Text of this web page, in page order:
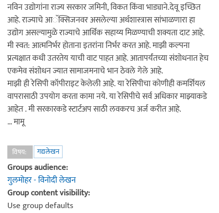
नविन उद्योगांना राज्य सरकार जमिनी, विकत किंवा भाड्याने.देवू इच्छित
आहे. राज्याचे आॅक्सिजनवर असलेल्या अर्थशास्त्रास सांभाळणारा हा
उद्योग असल्यामुळे राज्याचे आर्थिक सहाय्य मिळण्याची शक्यता दाट आहे.
मी स्वत: आत्मनिर्भर होताना इतरांना निर्भर करत आहे. माझी कल्पना
प्रत्यक्षात कधी उतरतेय याची वाट पाहत आहे. आतापर्यंतच्या संशोधनात हेच
एकमेव संशोधन ज्यात सामाजमनाचे भान ठेवले गेले आहे.
माझी ही रेसिपी कॉपीराइट केलेली आहे. या रेसिपीचा कोणीही कमर्शियल
वापरासाठी उपयोग करता कामा नये. या रेसिपीचे सर्व अधिकार माझ्याकडे
आहेत . मी सरकारकडे स्टार्टअप साठी लवकरच अर्ज करीत आहे.
… मामू
विषय: गद्यलेखन
Groups audience:
गुलमोहर - विनोदी लेखन
Group content visibility:
Use group defaults